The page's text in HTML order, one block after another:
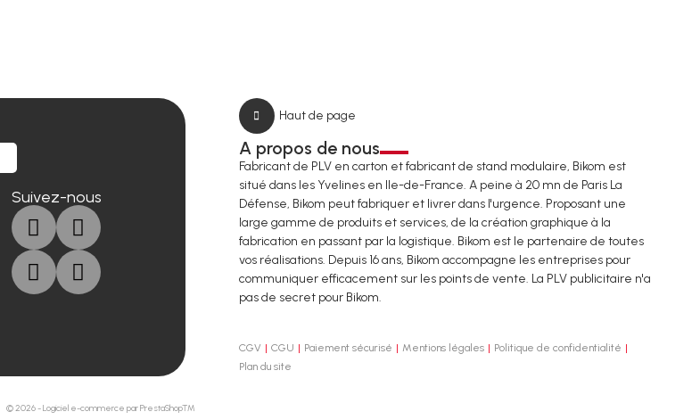
Suivez-nous
Haut de page
A propos de nous
Fabricant de PLV en carton et fabricant de stand modulaire, Bikom est
situé dans les Yvelines en Ile-de-France. A peine à 20 mn de Paris La
Défense, Bikom peut fabriquer et livrer dans l'urgence. Proposant une
large gamme de produits et services, de la création graphique à la
fabrication en passant par la logistique. Bikom est le partenaire de toutes
vos réalisations. Depuis 16 ans, Bikom accompagne les entreprises pour
communiquer efficacement sur les points de vente. La PLV publicitaire n'a
pas de secret pour Bikom.
CGV CGU Paiement sécurisé Mentions légales
Politique de confidentialité
Plan du site
© 2026 - Logiciel e-commerce par PrestaShop™